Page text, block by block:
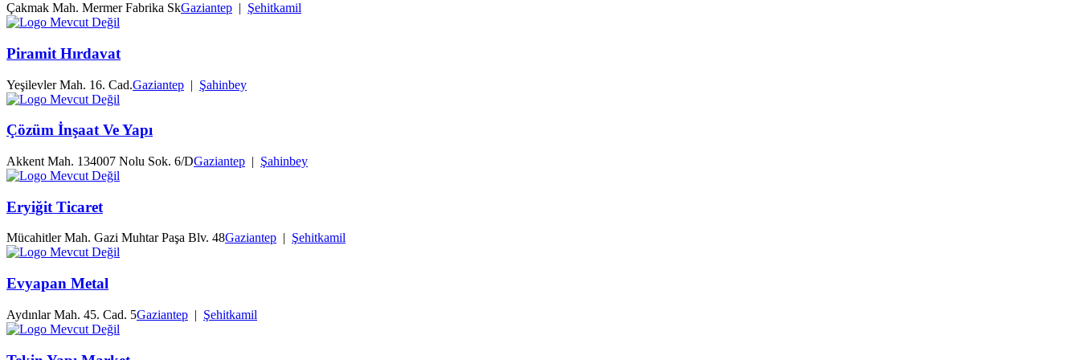
Çakmak Mah. Mermer Fabrika SkGaziantep | Şehitkamil
Piramit Hırdavat
Yeşilevler Mah. 16. Cad.Gaziantep | Şahinbey
Çözüm İnşaat Ve Yapı
Akkent Mah. 134007 Nolu Sok. 6/DGaziantep | Şahinbey
Eryiğit Ticaret
Mücahitler Mah. Gazi Muhtar Paşa Blv. 48Gaziantep | Şehitkamil
Evyapan Metal
Aydınlar Mah. 45. Cad. 5Gaziantep | Şehitkamil